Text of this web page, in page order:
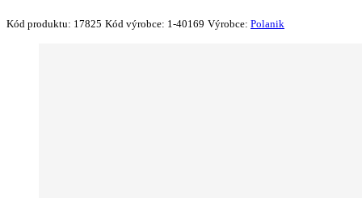
Kód produktu: 17825 Kód výrobce: 1-40169 Výrobce: Polanik